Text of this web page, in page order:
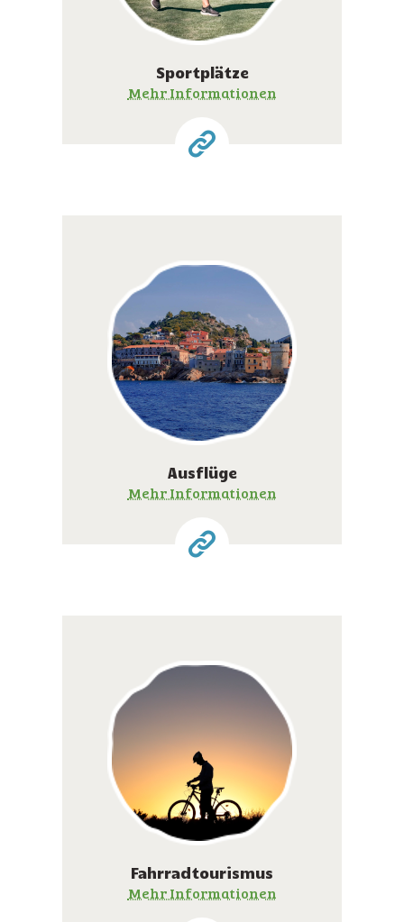
Sportplätze
Mehr Informationen
Ausflüge
Mehr Informationen
Fahrradtourismus
Mehr Informationen